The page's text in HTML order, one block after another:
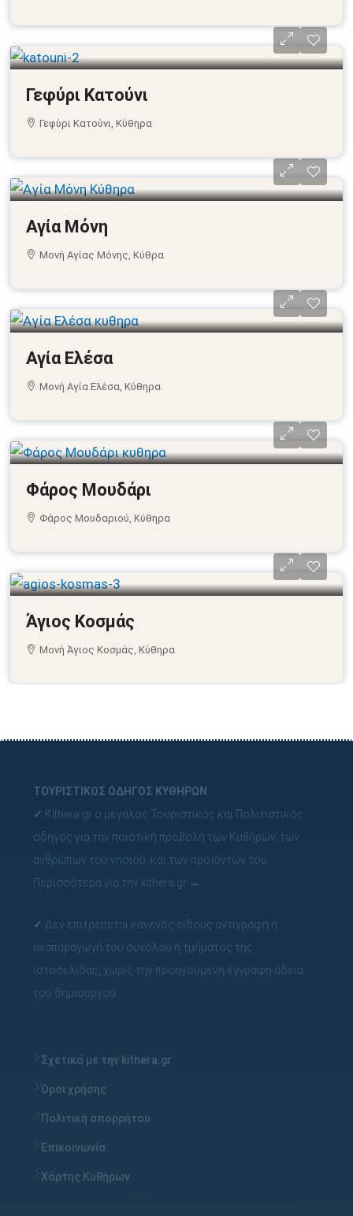
Γεφύρι Κατούνι
Γεφύρι Κατούνι, Κύθηρα
Αγία Μόνη
Μονή Αγίας Μόνης, Κύθρα
Αγία Ελέσα
Μονή Αγία Ελέσα, Κύθηρα
Φάρος Μουδάρι
Φάρος Μουδαριού, Κύθηρα
Άγιος Κοσμάς
Μονή Άγιος Κοσμάς, Κύθηρα
ΤΟΥΡΙΣΤΙΚΟΣ ΟΔΗΓΟΣ ΚΥΘΗΡΩΝ
✓ Kithera.gr ο μεγάλος Τουριστικός και Πολιτιστικός
οδηγός για την ποιοτική προβολή των Κυθήρων, των
ανθρώπων του νησιού, και των προϊόντων του.
Περισσότερα για την kithera.gr →
✓ Δεν επιτρέπεται κανενός είδους αντιγραφή ή
αναπαραγωγή του συνόλου ή τμήματος της
ιστοσελίδας, χωρίς την προηγούμενη έγγραφη άδεια
του δημιουργού.
Σχετικά με την kithera.gr
Όροι χρήσης
Πολιτική απορρήτου
Επικοινωνία
Χάρτης Κυθήρων